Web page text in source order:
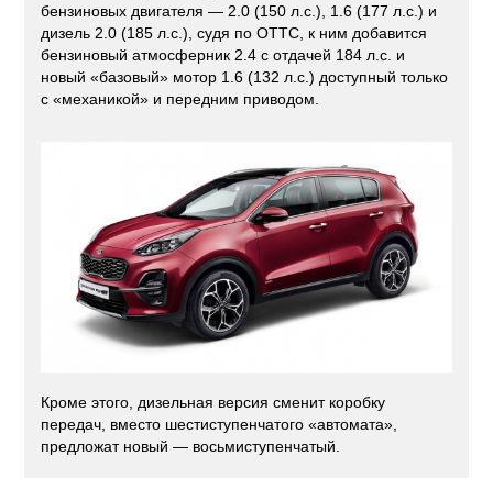
бензиновых двигателя — 2.0 (150 л.с.), 1.6 (177 л.с.) и
дизель 2.0 (185 л.с.), судя по ОТТС, к ним добавится
бензиновый атмосферник 2.4 с отдачей 184 л.с. и
новый «базовый» мотор 1.6 (132 л.с.) доступный только
с «механикой» и передним приводом.
Кроме этого, дизельная версия сменит коробку
передач, вместо шестиступенчатого «автомата»,
предложат новый — восьмиступенчатый.